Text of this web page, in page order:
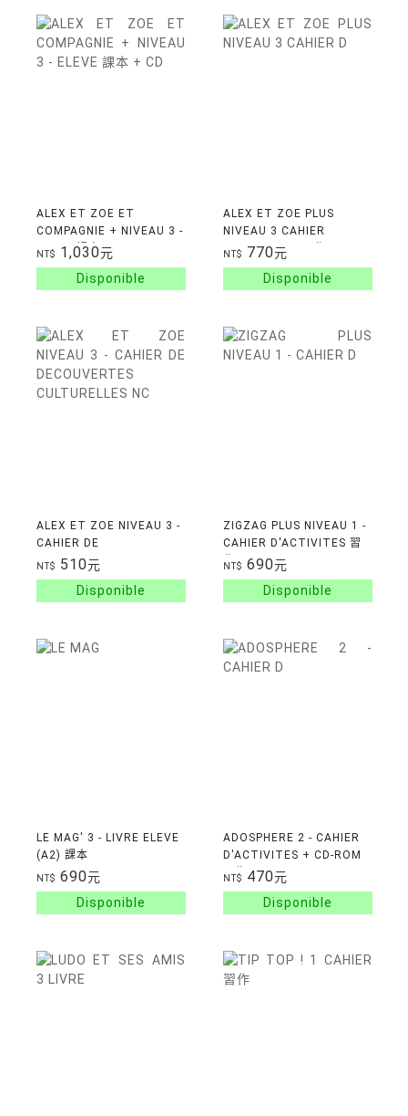
ALEX ET ZOE ET
COMPAGNIE + NIVEAU 3 -
ELEVE 課本 + CD
NT$ 1,030元
ALEX ET ZOE PLUS
NIVEAU 3 CAHIER
D'ACTIVITES 習作
NT$ 770元
ALEX ET ZOE NIVEAU 3 -
CAHIER DE
DECOUVERTES
CULTURELLES NC
NT$ 510元
ZIGZAG PLUS NIVEAU 1 -
CAHIER D'ACTIVITES 習
作
NT$ 690元
LE MAG' 3 - LIVRE ELEVE
(A2) 課本
NT$ 690元
ADOSPHERE 2 - CAHIER
D'ACTIVITES + CD-ROM
習作
NT$ 470元